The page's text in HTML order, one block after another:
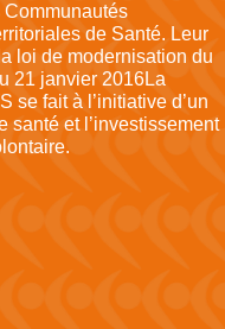
Communautés
de Santé. Leur
loi de modernisation du
21 janvier 2016La
se fait à l’initiative d’un
santé et l’investissement